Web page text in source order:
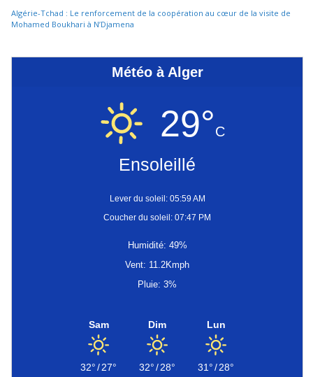
Algérie-Tchad : Le renforcement de la coopération au cœur de la visite de
Mohamed Boukhari à N’Djamena
Météo à Alger
29°C
Ensoleillé
Lever du soleil: 05:59 AM
Coucher du soleil: 07:47 PM
Humidité: 49%
Vent: 11.2Kmph
Pluie: 3%
Sam
32°/27°
Dim
32°/28°
Lun
31°/28°